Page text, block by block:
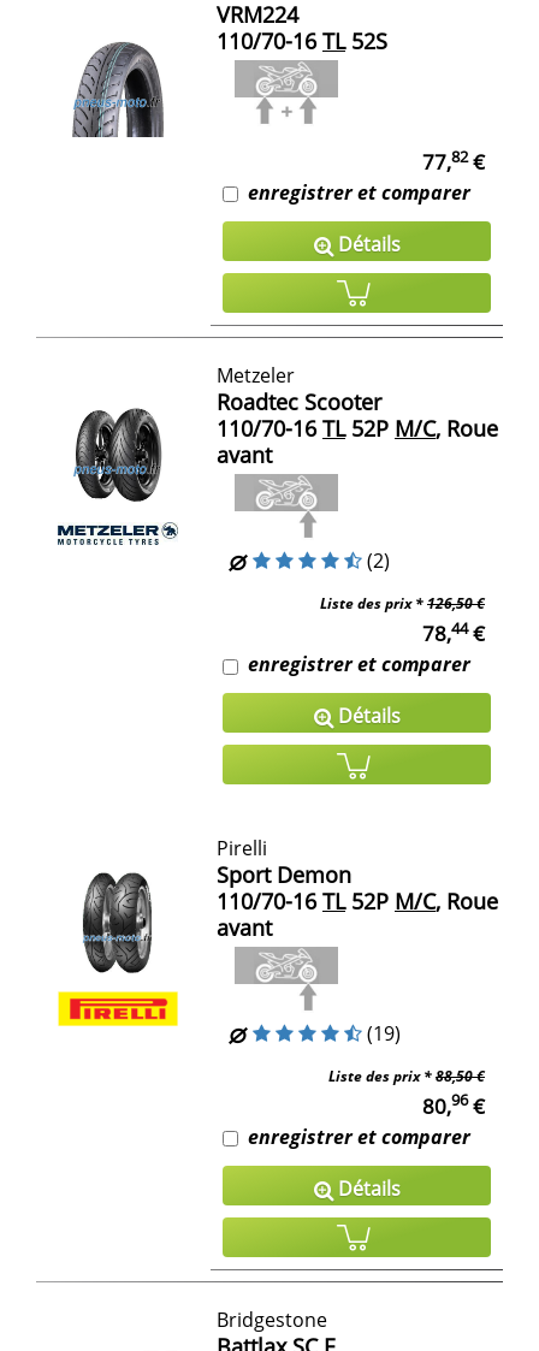
VRM224
110/70-16 TL52S
77,82€
enregistrer et comparer
Détails
Metzeler
Roadtec Scooter
110/70-16 TL52P M/C, Roue
avant
(2)
Liste des prix *126,50 €
78,44€
enregistrer et comparer
Détails
Pirelli
Sport Demon
110/70-16 TL52P M/C, Roue
avant
(19)
Liste des prix *88,50 €
80,96€
enregistrer et comparer
Détails
Bridgestone